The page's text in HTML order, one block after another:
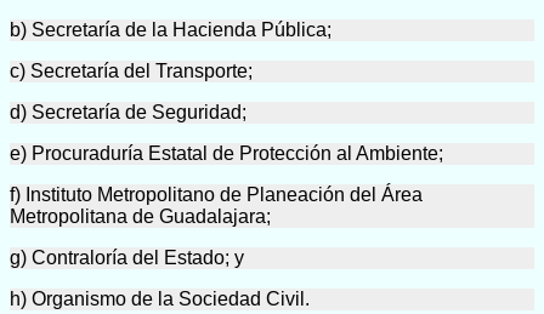
b) Secretaría de la Hacienda Pública;
c) Secretaría del Transporte;
d) Secretaría de Seguridad;
e) Procuraduría Estatal de Protección al Ambiente;
f) Instituto Metropolitano de Planeación del Área
Metropolitana de Guadalajara;
g) Contraloría del Estado; y
h) Organismo de la Sociedad Civil.